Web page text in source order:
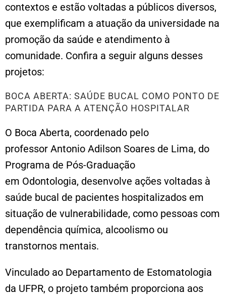
contextos e estão voltadas a públicos diversos,
que exemplificam a atuação da universidade na
promoção da saúde e atendimento à
comunidade. Confira a seguir alguns desses
projetos:
BOCA ABERTA: SAÚDE BUCAL COMO PONTO DE
PARTIDA PARA A ATENÇÃO HOSPITALAR
O Boca Aberta, coordenado pelo
professor Antonio Adilson Soares de Lima, do
Programa de Pós-Graduação
em Odontologia, desenvolve ações voltadas à
saúde bucal de pacientes hospitalizados em
situação de vulnerabilidade, como pessoas com
dependência química, alcoolismo ou
transtornos mentais.
Vinculado ao Departamento de Estomatologia
da UFPR, o projeto também proporciona aos